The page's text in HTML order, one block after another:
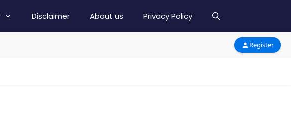
Disclaimer About us Privacy Policy
Register